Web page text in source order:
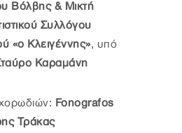
Βόλβης & Μικτή
Συλλόγου
«ο Κλειγέννης», υπό
Καραμάνη
Fonografos
Τράκας